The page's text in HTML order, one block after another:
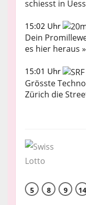
schiesst in
15:02 Uhr
Dein
es hier heraus »
15:01 Uhr
Grösste
Zürich die
5 8 9 14